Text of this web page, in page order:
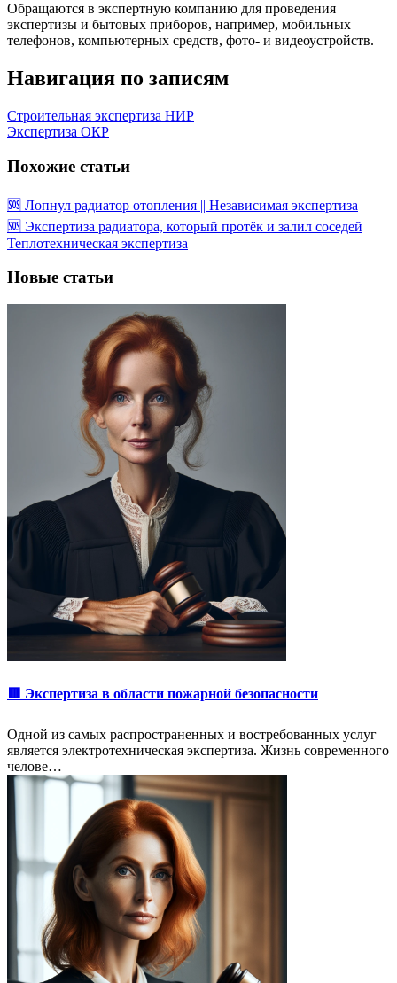
Обращаются в экспертную компанию для проведения
экспертизы и бытовых приборов, например, мобильных
телефонов, компьютерных средств, фото- и видеоустройств.
Навигация по записям
Строительная экспертиза НИР
Экспертиза ОКР
Похожие статьи
🆘 Лопнул радиатор отопления || Независимая экспертиза
🆘 Экспертиза радиатора, который протёк и залил соседей
Теплотехническая экспертиза
Новые статьи
🟥 Экспертиза в области пожарной безопасности
Одной из самых распространенных и востребованных услуг
является электротехническая экспертиза. Жизнь современного
челове…